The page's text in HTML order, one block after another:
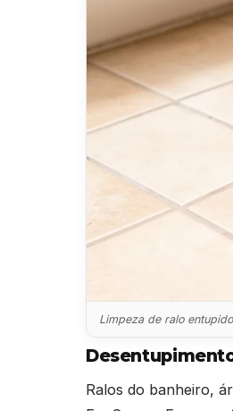
Limpeza de ralo
Ralos do banheiro,